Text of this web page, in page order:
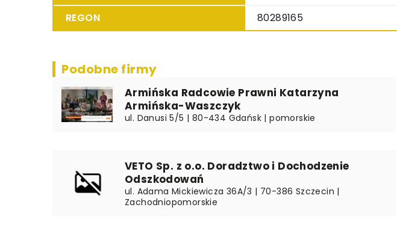
REGON
80289165
Podobne firmy
Armińska Radcowie Prawni Katarzyna
Armińska-Waszczyk
ul. Danusi 5/5 | 80-434 Gdańsk | pomorskie
VETO Sp. z o.o. Doradztwo i Dochodzenie
Odszkodowań
ul. Adama Mickiewicza 36A/3 | 70-386 Szczecin |
Zachodniopomorskie